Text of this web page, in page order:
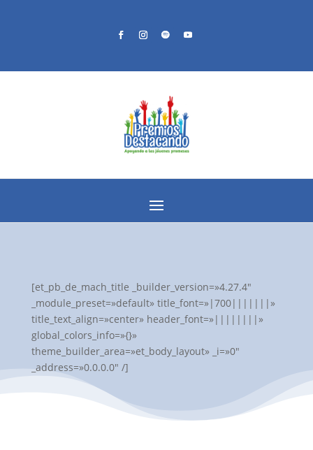
[et_pb_de_mach_title _builder_version=»4.27.4″
_module_preset=»default» title_font=»|700|||||||»
title_text_align=»center» header_font=»||||||||»
global_colors_info=»{}»
theme_builder_area=»et_body_layout» _i=»0″
_address=»0.0.0.0″ /]